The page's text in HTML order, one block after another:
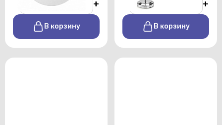
+
В корзину
+
В корзину